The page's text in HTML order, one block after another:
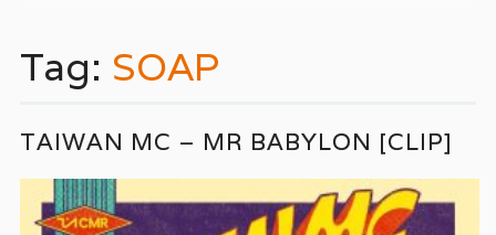
Tag: SOAP
TAIWAN MC – MR BABYLON [CLIP]